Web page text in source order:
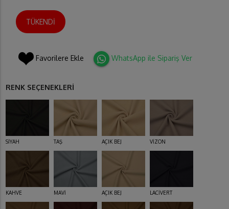
TÜKENDİ
Favorilere Ekle WhatsApp ile Sipariş Ver
RENK SEÇENEKLERİ
SİYAH TAŞ AÇIK BEJ VİZON
KAHVE MAVİ AÇIK BEJ LACİVERT